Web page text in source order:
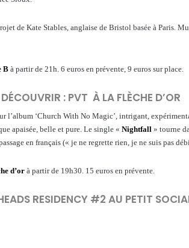
de Kate Stables, anglaise de Bristol basée à Paris.
B à partir de 21h. 6 euros en prévente, 9 euros sur place.
: PVT À LA FLÈCHE D’OR
l’album ‘Church With No Magic’, intrigant,
apaisée, belle et pure. Le single « Nightfall » tourne
en français (« je ne regrette rien, je ne suis pas
d’orà partir de 19h30. 15 euros en prévente.
RESIDENCY #2 AU PETIT